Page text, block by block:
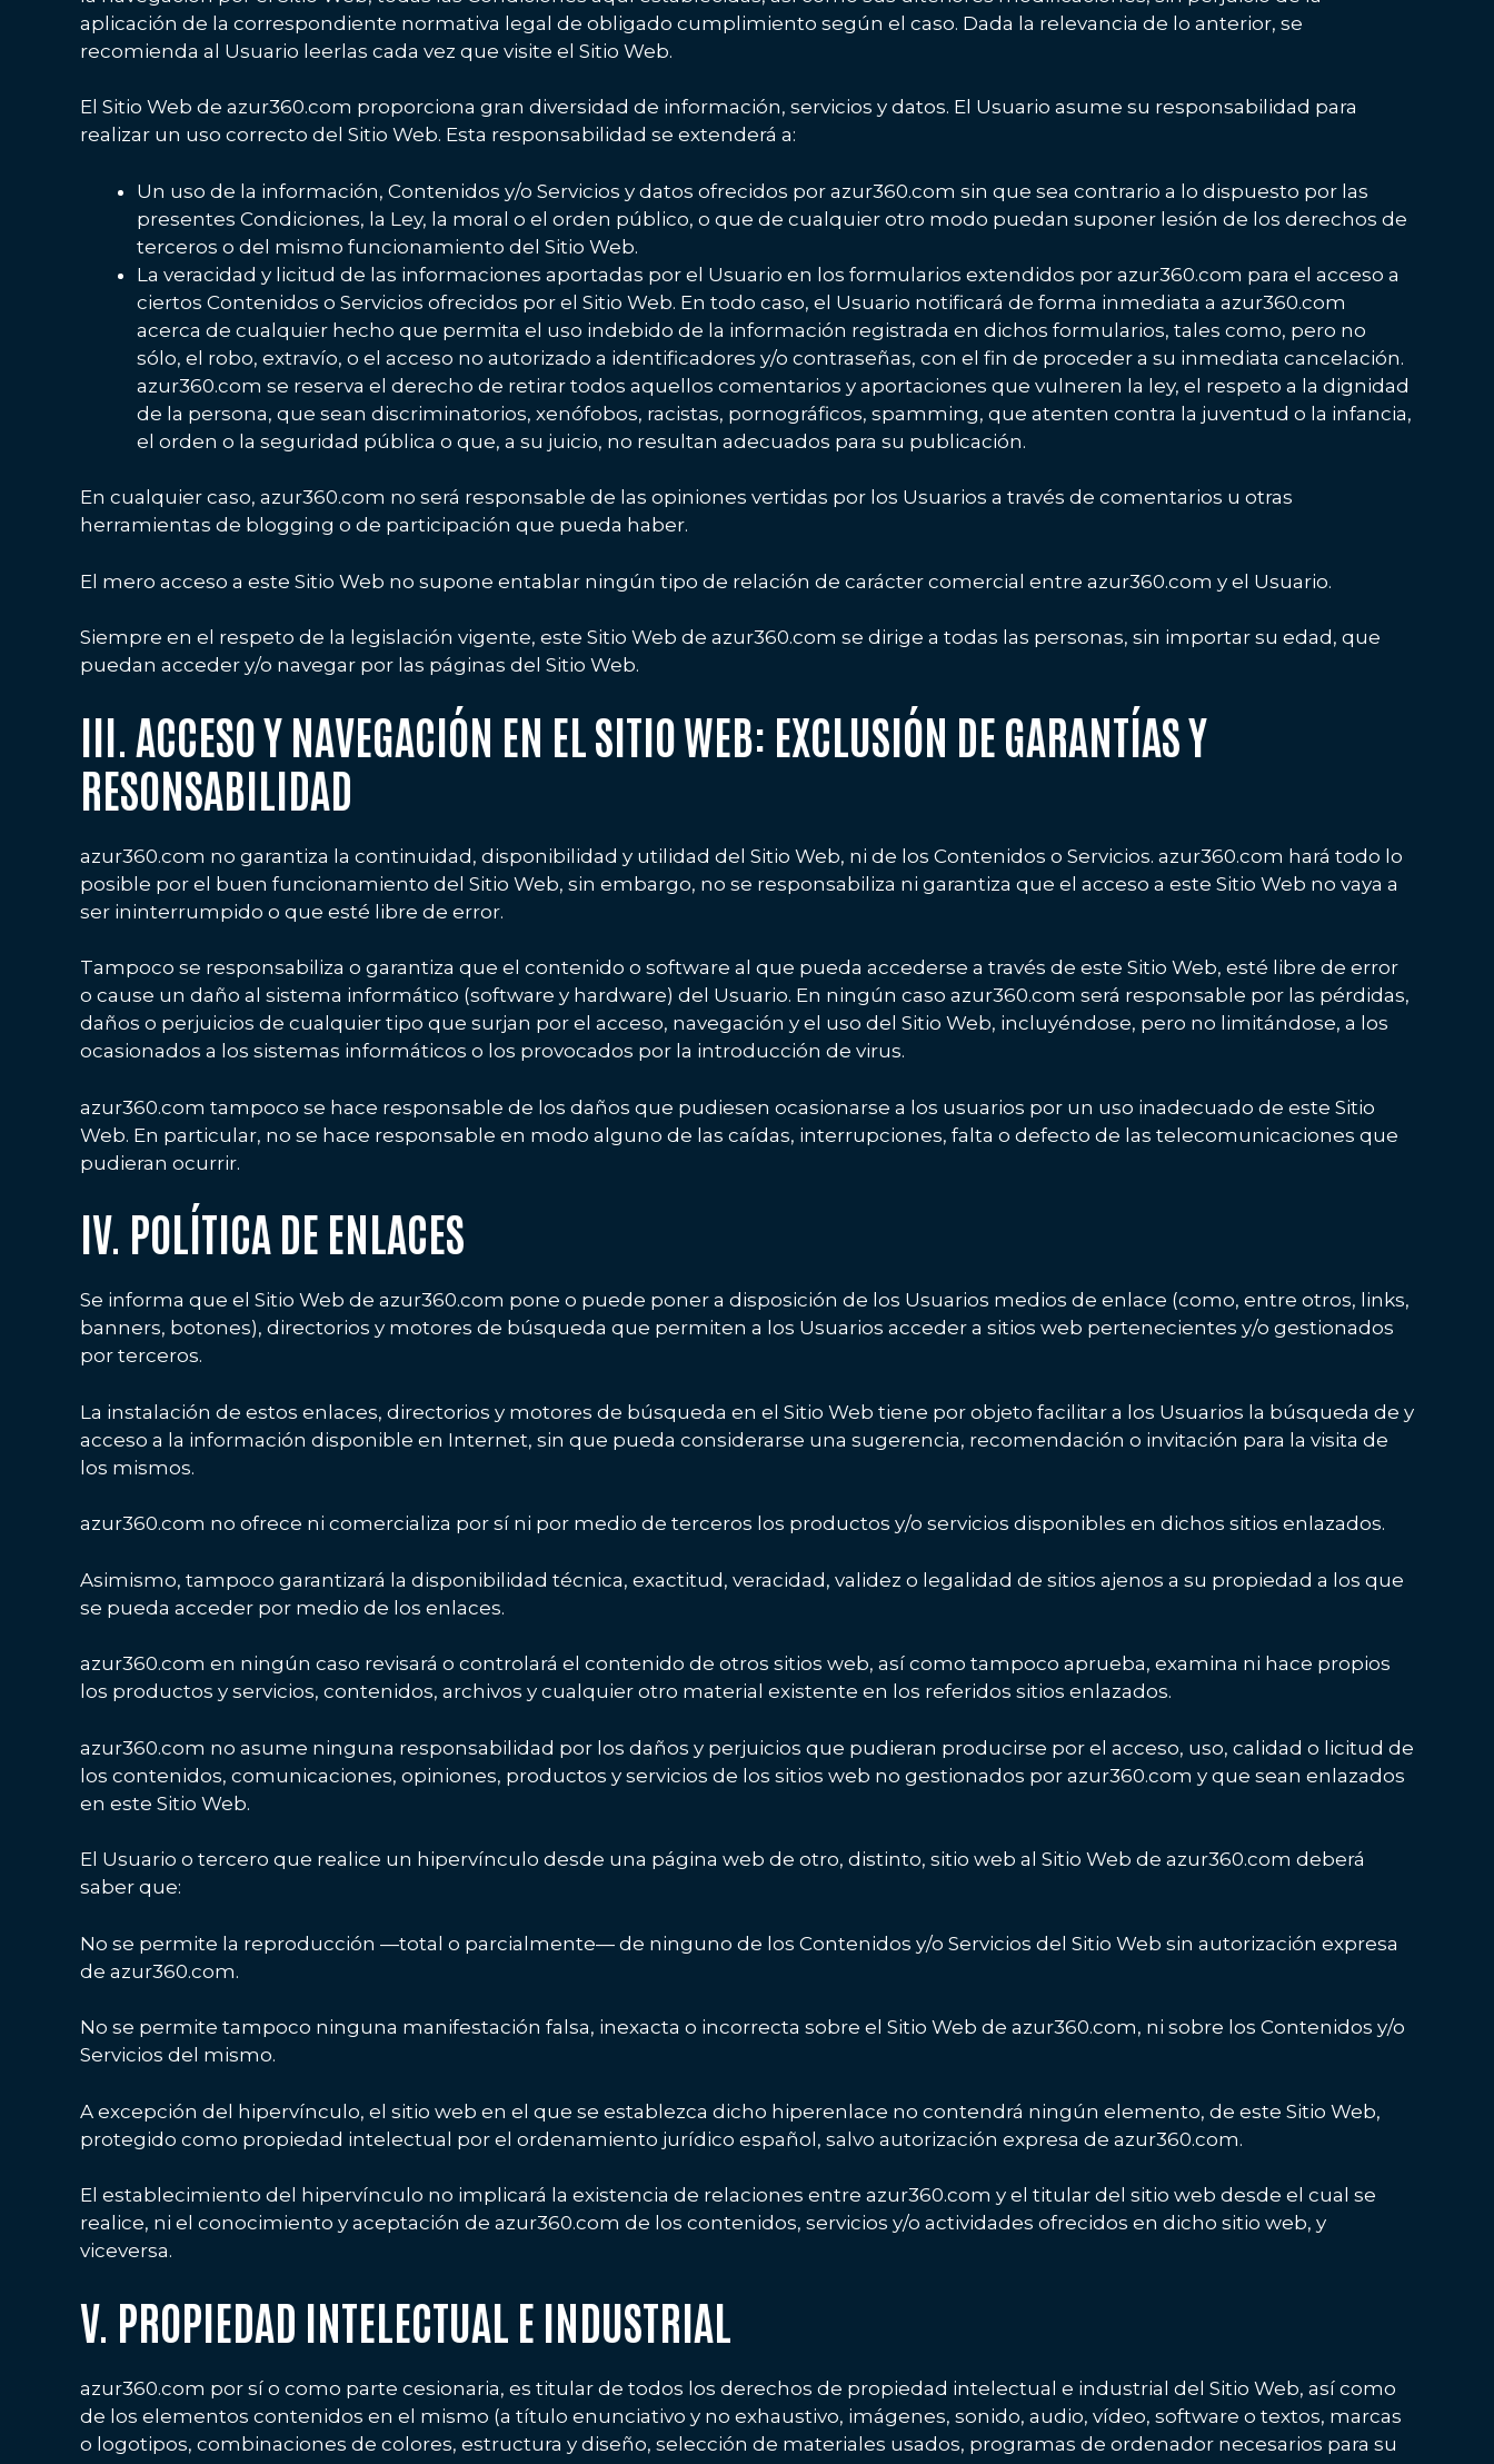
aplicación de la correspondiente normativa legal de obligado cumplimiento según el caso. Dada la relevancia de lo anterior, se
recomienda al Usuario leerlas cada vez que visite el Sitio Web.
El Sitio Web de azur360.com proporciona gran diversidad de información, servicios y datos. El Usuario asume su responsabilidad para
realizar un uso correcto del Sitio Web. Esta responsabilidad se extenderá a:
Un uso de la información, Contenidos y/o Servicios y datos ofrecidos por azur360.com sin que sea contrario a lo dispuesto por las
presentes Condiciones, la Ley, la moral o el orden público, o que de cualquier otro modo puedan suponer lesión de los derechos de
terceros o del mismo funcionamiento del Sitio Web.
La veracidad y licitud de las informaciones aportadas por el Usuario en los formularios extendidos por azur360.com para el acceso a
ciertos Contenidos o Servicios ofrecidos por el Sitio Web. En todo caso, el Usuario notificará de forma inmediata a azur360.com
acerca de cualquier hecho que permita el uso indebido de la información registrada en dichos formularios, tales como, pero no
sólo, el robo, extravío, o el acceso no autorizado a identificadores y/o contraseñas, con el fin de proceder a su inmediata cancelación.
azur360.com se reserva el derecho de retirar todos aquellos comentarios y aportaciones que vulneren la ley, el respeto a la dignidad
de la persona, que sean discriminatorios, xenófobos, racistas, pornográficos, spamming, que atenten contra la juventud o la infancia,
el orden o la seguridad pública o que, a su juicio, no resultan adecuados para su publicación.
En cualquier caso, azur360.com no será responsable de las opiniones vertidas por los Usuarios a través de comentarios u otras
herramientas de blogging o de participación que pueda haber.
El mero acceso a este Sitio Web no supone entablar ningún tipo de relación de carácter comercial entre azur360.com y el Usuario.
Siempre en el respeto de la legislación vigente, este Sitio Web de azur360.com se dirige a todas las personas, sin importar su edad, que
puedan acceder y/o navegar por las páginas del Sitio Web.
III. ACCESO Y NAVEGACIÓN EN EL SITIO WEB: EXCLUSIÓN DE GARANTÍAS Y
RESONSABILIDAD
azur360.com no garantiza la continuidad, disponibilidad y utilidad del Sitio Web, ni de los Contenidos o Servicios. azur360.com hará todo lo
posible por el buen funcionamiento del Sitio Web, sin embargo, no se responsabiliza ni garantiza que el acceso a este Sitio Web no vaya a
ser ininterrumpido o que esté libre de error.
Tampoco se responsabiliza o garantiza que el contenido o software al que pueda accederse a través de este Sitio Web, esté libre de error
o cause un daño al sistema informático (software y hardware) del Usuario. En ningún caso azur360.com será responsable por las pérdidas,
daños o perjuicios de cualquier tipo que surjan por el acceso, navegación y el uso del Sitio Web, incluyéndose, pero no limitándose, a los
ocasionados a los sistemas informáticos o los provocados por la introducción de virus.
azur360.com tampoco se hace responsable de los daños que pudiesen ocasionarse a los usuarios por un uso inadecuado de este Sitio
Web. En particular, no se hace responsable en modo alguno de las caídas, interrupciones, falta o defecto de las telecomunicaciones que
pudieran ocurrir.
IV. POLÍTICA DE ENLACES
Se informa que el Sitio Web de azur360.com pone o puede poner a disposición de los Usuarios medios de enlace (como, entre otros, links,
banners, botones), directorios y motores de búsqueda que permiten a los Usuarios acceder a sitios web pertenecientes y/o gestionados
por terceros.
La instalación de estos enlaces, directorios y motores de búsqueda en el Sitio Web tiene por objeto facilitar a los Usuarios la búsqueda de y
acceso a la información disponible en Internet, sin que pueda considerarse una sugerencia, recomendación o invitación para la visita de
los mismos.
azur360.com no ofrece ni comercializa por sí ni por medio de terceros los productos y/o servicios disponibles en dichos sitios enlazados.
Asimismo, tampoco garantizará la disponibilidad técnica, exactitud, veracidad, validez o legalidad de sitios ajenos a su propiedad a los que
se pueda acceder por medio de los enlaces.
azur360.com en ningún caso revisará o controlará el contenido de otros sitios web, así como tampoco aprueba, examina ni hace propios
los productos y servicios, contenidos, archivos y cualquier otro material existente en los referidos sitios enlazados.
azur360.com no asume ninguna responsabilidad por los daños y perjuicios que pudieran producirse por el acceso, uso, calidad o licitud de
los contenidos, comunicaciones, opiniones, productos y servicios de los sitios web no gestionados por azur360.com y que sean enlazados
en este Sitio Web.
El Usuario o tercero que realice un hipervínculo desde una página web de otro, distinto, sitio web al Sitio Web de azur360.com deberá
saber que:
No se permite la reproducción —total o parcialmente— de ninguno de los Contenidos y/o Servicios del Sitio Web sin autorización expresa
de azur360.com.
No se permite tampoco ninguna manifestación falsa, inexacta o incorrecta sobre el Sitio Web de azur360.com, ni sobre los Contenidos y/o
Servicios del mismo.
A excepción del hipervínculo, el sitio web en el que se establezca dicho hiperenlace no contendrá ningún elemento, de este Sitio Web,
protegido como propiedad intelectual por el ordenamiento jurídico español, salvo autorización expresa de azur360.com.
El establecimiento del hipervínculo no implicará la existencia de relaciones entre azur360.com y el titular del sitio web desde el cual se
realice, ni el conocimiento y aceptación de azur360.com de los contenidos, servicios y/o actividades ofrecidos en dicho sitio web, y
viceversa.
V. PROPIEDAD INTELECTUAL E INDUSTRIAL
azur360.com por sí o como parte cesionaria, es titular de todos los derechos de propiedad intelectual e industrial del Sitio Web, así como
de los elementos contenidos en el mismo (a título enunciativo y no exhaustivo, imágenes, sonido, audio, vídeo, software o textos, marcas
o logotipos, combinaciones de colores, estructura y diseño, selección de materiales usados, programas de ordenador necesarios para su